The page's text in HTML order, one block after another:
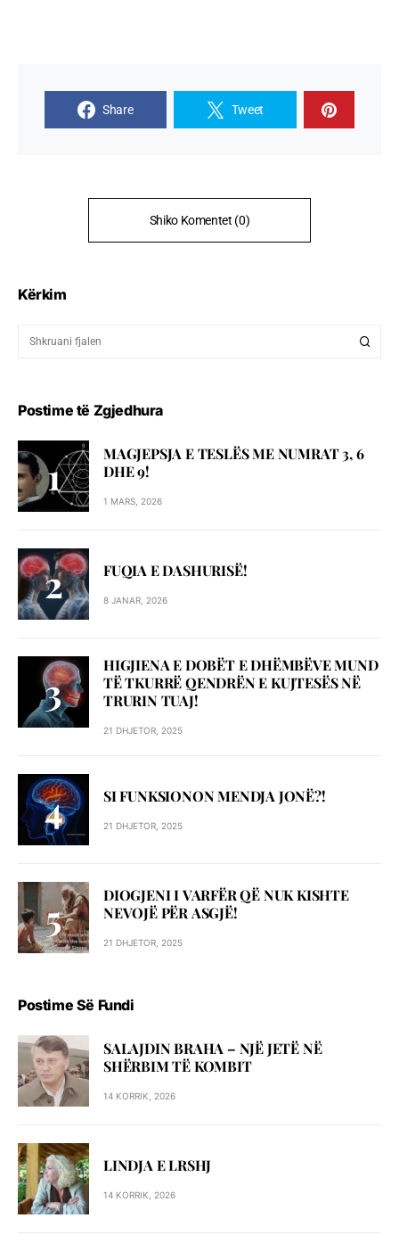
Share Tweet
Shiko Komentet (0)
Kërkim
Postime të Zgjedhura
MAGJEPSJA E TESLËS ME NUMRAT 3, 6
DHE 9!
1 MARS, 2026
FUQIA E DASHURISË!
8 JANAR, 2026
HIGJIENA E DOBËT E DHËMBËVE MUND
TË TKURRË QENDRËN E KUJTESËS NË
TRURIN TUAJ!
21 DHJETOR, 2025
SI FUNKSIONON MENDJA JONË?!
21 DHJETOR, 2025
DIOGJENI I VARFËR QË NUK KISHTE
NEVOJË PËR ASGJË!
21 DHJETOR, 2025
Postime Së Fundi
SALAJDIN BRAHA – NJЁ JETЁ NЁ
SHЁRBIM TЁ KOMBIT
14 KORRIK, 2026
LINDJA E LRSHJ
14 KORRIK, 2026